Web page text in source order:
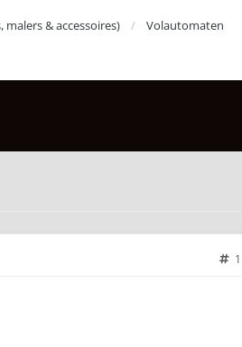
& accessoires) Volautomaten
1